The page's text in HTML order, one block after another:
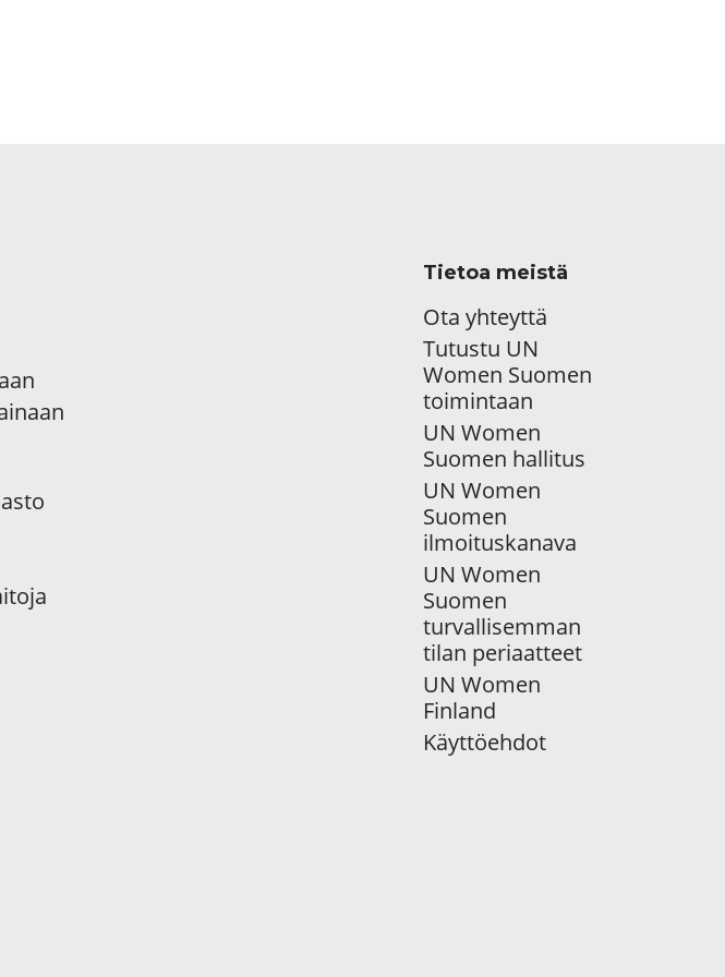
Tietoa meistä
Ota yhteyttä
Tutustu UN
Women Suomen
toimintaan
UN Women
Suomen hallitus
UN Women
Suomen
ilmoituskanava
UN Women
Suomen
turvallisemman
tilan periaatteet
UN Women
Finland
Käyttöehdot